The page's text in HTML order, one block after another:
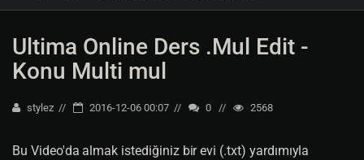
Ultima Online Ders .Mul Edit -
Konu Multi mul
stylez 2016-12-06 00:07 0 2568
Bu Video'da almak istediğiniz bir evi (.txt) yardımıyla